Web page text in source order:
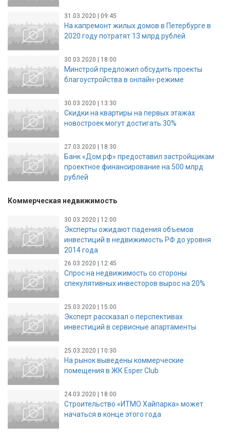
31.03.2020 | 09:45
На капремонт жилых домов в Петербурге в
2020 году потратят 13 млрд рублей
30.03.2020 | 18:00
Минстрой предложил обсудить проекты
благоустройства в онлайн-режиме
30.03.2020 | 13:30
Скидки на квартиры на первых этажах
новостроек могут достигать 30%
27.03.2020 | 18:30
Банк «Дом.рф» предоставил застройщикам
проектное финансирование на 500 млрд
рублей
Коммерческая недвижимость
30.03.2020 | 12:00
Эксперты ожидают падения объемов
инвестиций в недвижимость РФ до уровня
2014 года
26.03.2020 | 12:45
Спрос на недвижимость со стороны
спекулятивных инвесторов вырос на 20%
25.03.2020 | 15:00
Эксперт рассказал о перспективах
инвестиций в сервисные апартаменты
25.03.2020 | 10:30
На рынок выведены коммерческие
помещения в ЖК Esper Club
24.03.2020 | 18:00
Строительство «ИТМО Хайпарка» может
начаться в конце этого года